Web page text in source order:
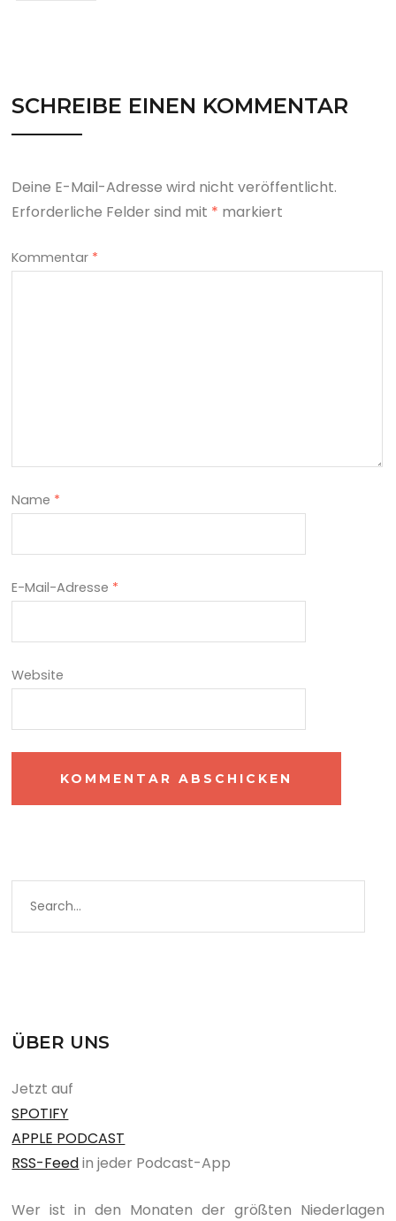
SCHREIBE EINEN KOMMENTAR
Deine E-Mail-Adresse wird nicht veröffentlicht.
Erforderliche Felder sind mit * markiert
Kommentar *
Name *
E-Mail-Adresse *
Website
ÜBER UNS
Jetzt auf
SPOTIFY
APPLE PODCAST
RSS-Feedin jeder Podcast-App
Wer ist in den Monaten der größten Niederlagen